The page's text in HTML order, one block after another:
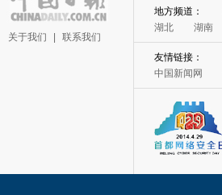
关于我们 联系我们
地方频道：
湖北
湖南
友情链接：
中国新闻网